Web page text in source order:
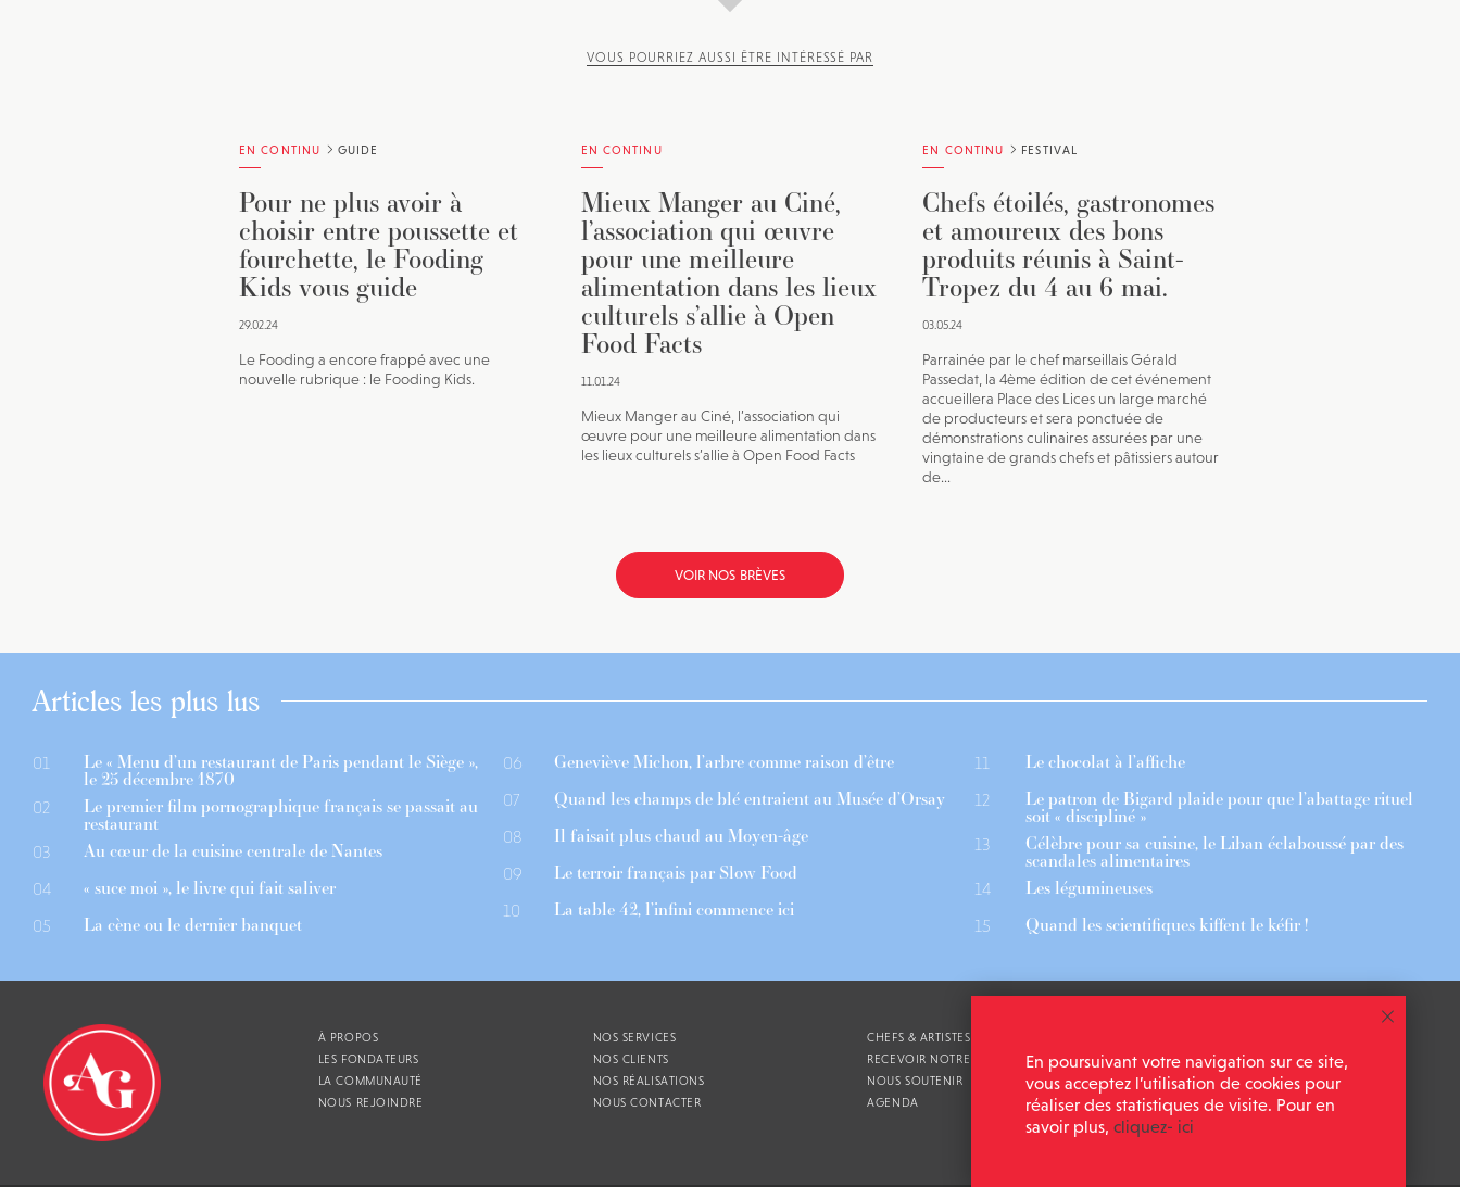
VOUS POURRIEZ AUSSI ÊTRE INTÉRESSÉ PAR
EN CONTINU GUIDE
Pour ne plus avoir à
choisir entre poussette et
fourchette, le Fooding
Kids vous guide
29.02.24
Le Fooding a encore frappé avec une
nouvelle rubrique : le Fooding Kids.
EN CONTINU
Mieux Manger au Ciné,
l’association qui œuvre
pour une meilleure
alimentation dans les lieux
culturels s’allie à Open
Food Facts
11.01.24
Mieux Manger au Ciné, l’association qui
œuvre pour une meilleure alimentation dans
les lieux culturels s’allie à Open Food Facts
EN CONTINU FESTIVAL
Chefs étoilés, gastronomes
et amoureux des bons
produits réunis à Saint-
Tropez du 4 au 6 mai.
03.05.24
Parrainée par le chef marseillais Gérald
Passedat, la 4ème édition de cet événement
accueillera Place des Lices un large marché
de producteurs et sera ponctuée de
démonstrations culinaires assurées par une
vingtaine de grands chefs et pâtissiers autour
de...
VOIR NOS BRÈVES
Articles les plus lus
01 Le « Menu d’un restaurant de Paris pendant le Siège »,
le 25 décembre 1870
02 Le premier film pornographique français se passait au
restaurant
03 Au cœur de la cuisine centrale de Nantes
04 « suce moi », le livre qui fait saliver
05 La cène ou le dernier banquet
06 Geneviève Michon, l’arbre comme raison d’être
07 Quand les champs de blé entraient au Musée d’Orsay
08 Il faisait plus chaud au Moyen-âge
09 Le terroir français par Slow Food
10 La table 42, l’infini commence ici
11 Le chocolat à l’affiche
12 Le patron de Bigard plaide pour que l’abattage rituel
soit « discipliné »
13 Célèbre pour sa cuisine, le Liban éclaboussé par des
scandales alimentaires
14 Les légumineuses
15 Quand les scientifiques kiffent le kéfir !
À PROPOS
LES FONDATEURS
LA COMMUNAUTÉ
NOUS REJOINDRE
NOS SERVICES
NOS CLIENTS
NOS RÉALISATIONS
NOUS CONTACTER
CHEFS & ARTISTES ASSOCIÉS
RECEVOIR NOTRE NEWSLETTER
NOUS SOUTENIR
AGENDA
MENTIONS LÉGALES
En poursuivant votre navigation sur ce site,
vous acceptez l’utilisation de cookies pour
réaliser des statistiques de visite. Pour en
savoir plus, cliquez- ici